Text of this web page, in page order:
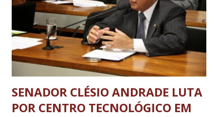
SENADOR CLÉSIO ANDRADE LUTA
POR CENTRO TECNOLÓGICO EM